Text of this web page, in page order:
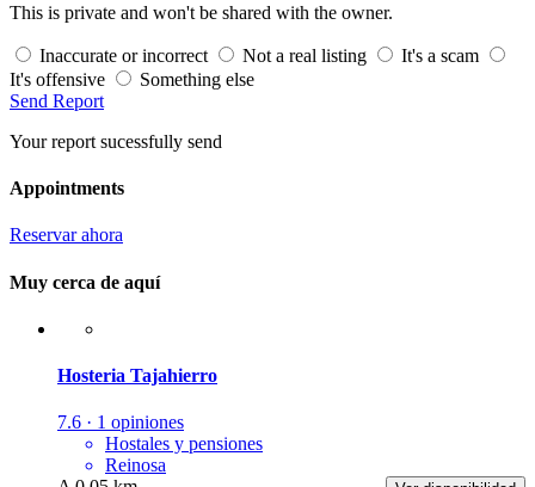
This is private and won't be shared with the owner.
Inaccurate or incorrect Not a real listing
It's a scam
It's offensive
Something else
Send Report
Your report sucessfully send
Appointments
Reservar ahora
Muy cerca de aquí
Hosteria Tajahierro
7.6 · 1 opiniones
Hostales y pensiones
Reinosa